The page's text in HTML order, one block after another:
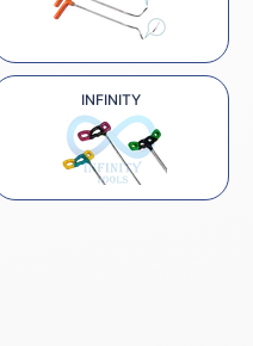
INFINITY